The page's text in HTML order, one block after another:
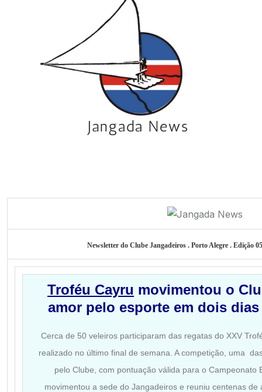
Newsletter do Clube Jangadeiros . Porto Alegre . Edição
Troféu Cayru movimentou o
amor pelo esporte em dois
Cerca de 50 veleiros participaram das regatas do XXV
realizado no último final de semana. A competição, uma
pelo Clube, com pontuação válida para o Campeonato
movimentou a sede do Jangadeiros e reuniu centenas de